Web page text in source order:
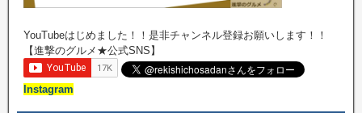
YouTubeはじめました！！是非チャンネル登録お願いします！！
【進撃のグルメ★公式SNS】
Instagram